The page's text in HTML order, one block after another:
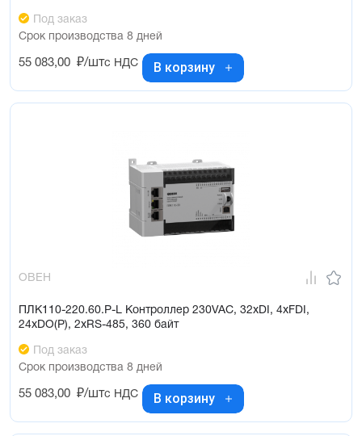
Под заказ
Срок производства 8 дней
55 083,00 ₽/штс НДС В корзину
ОВЕН
ПЛК110-220.60.Р-L Контроллер 230VAC, 32xDI, 4xFDI,
24xDO(Р), 2xRS-485, 360 байт
Под заказ
Срок производства 8 дней
55 083,00 ₽/штс НДС В корзину